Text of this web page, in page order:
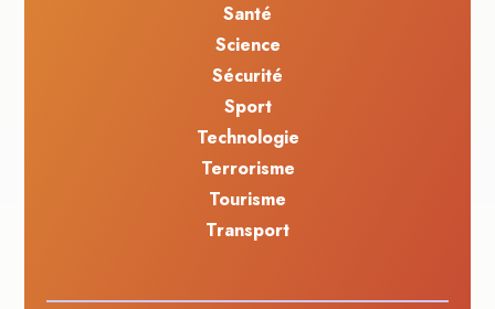
Santé
Science
Sécurité
Sport
Technologie
Terrorisme
Tourisme
Transport